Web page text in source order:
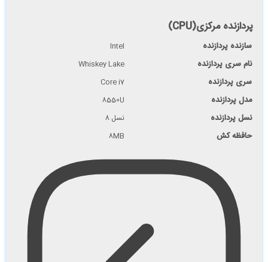
پردازنده مرکزی(CPU)
سازنده پردازنده Intel
نام سری پردازنده Whiskey Lake
سری پردازنده Core i7
مدل پردازنده 8550U
نسل پردازنده نسل 8
حافظه کش 8MB